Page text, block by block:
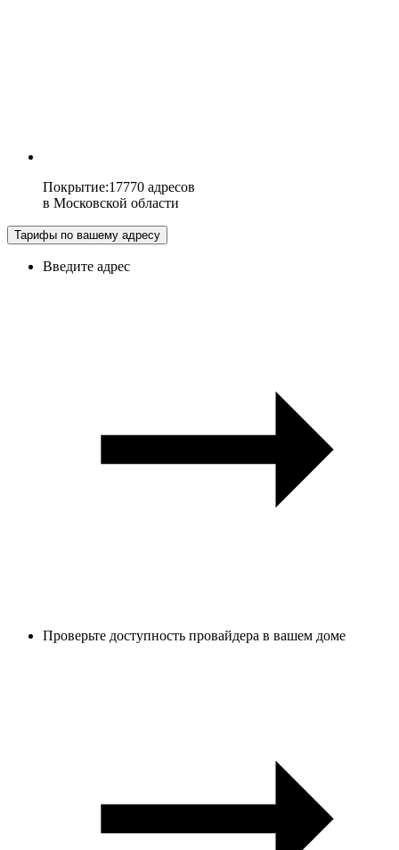
Покрытие:17770 адресов
в Московской области
Тарифы по вашему адресу
Введите адрес
Проверьте доступность провайдера в вашем доме